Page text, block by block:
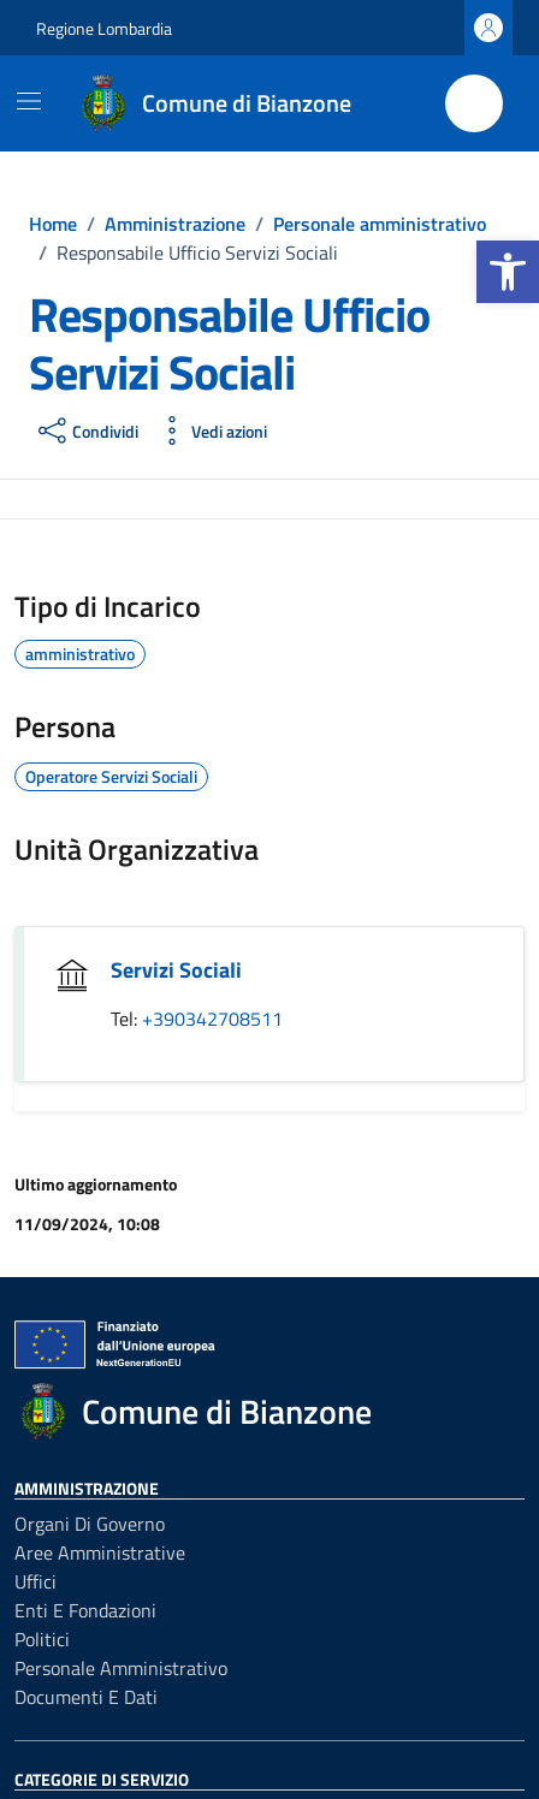
Apri la
Regione Lombardia
Comune di Bianzone
Home / Amministrazione / Personale amministrativo
/ Responsabile Ufficio Servizi Sociali
Responsabile Ufficio
Servizi Sociali
Condividi Vedi azioni
Tipo di Incarico
amministrativo
Persona
Operatore Servizi Sociali
Unità Organizzativa
Servizi Sociali
Tel: +390342708511
Ultimo aggiornamento
11/09/2024, 10:08
Comune di Bianzone
AMMINISTRAZIONE
Organi Di Governo
Aree Amministrative
Uffici
Enti E Fondazioni
Politici
Personale Amministrativo
Documenti E Dati
CATEGORIE DI SERVIZIO